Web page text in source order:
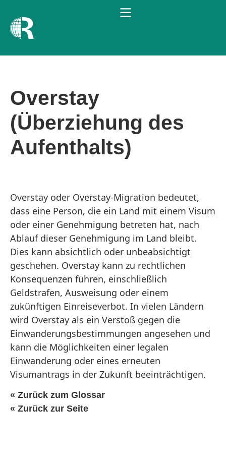
Overstay
(Überziehung des
Aufenthalts)
Overstay oder Overstay-Migration bedeutet,
dass eine Person, die ein Land mit einem Visum
oder einer Genehmigung betreten hat, nach
Ablauf dieser Genehmigung im Land bleibt.
Dies kann absichtlich oder unbeabsichtigt
geschehen. Overstay kann zu rechtlichen
Konsequenzen führen, einschließlich
Geldstrafen, Ausweisung oder einem
zukünftigen Einreiseverbot. In vielen Ländern
wird Overstay als ein Verstoß gegen die
Einwanderungsbestimmungen angesehen und
kann die Möglichkeiten einer legalen
Einwanderung oder eines erneuten
Visumantrags in der Zukunft beeinträchtigen.
« Zurück zum Glossar
« Zurück zur Seite